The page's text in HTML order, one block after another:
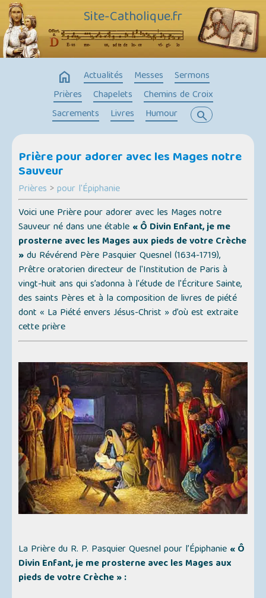
Site-Catholique.fr
home Actualités Messes
Sermons
Prières
Chapelets
Chemins de Croix
Sacrements
Livres Humour search
Prière pour adorer avec les Mages notre
Sauveur
Prières >pour l'Épiphanie
Voici une Prière pour adorer avec les Mages notre
Sauveur né dans une étable « Ô Divin Enfant, je me
prosterne avec les Mages aux pieds de votre Crèche
»du Révérend Père Pasquier Quesnel (1634-1719),
Prêtre oratorien directeur de l'Institution de Paris à
vingt-huit ans qui s’adonna à l'étude de l'Écriture Sainte,
des saints Pères et à la composition de livres de piété
dont« La Piété envers Jésus-Christ »d’où est extraite
cette prière
La Prière du R. P. Pasquier Quesnel pour l’Épiphanie « Ô
Divin Enfant, je me prosterne avec les Mages aux
pieds de votre Crèche » :